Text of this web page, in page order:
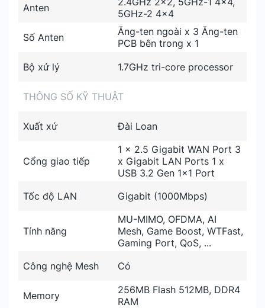
Anten
5GHz-2 4×4
Số Anten
Ăng-ten ngoài x 3 Ăng-ten
PCB bên trong x 1
Bộ xử lý
1.7GHz tri-core processor
THÔNG SỐ KỸ THUẬT
Xuất xứ Đài Loan
Cổng giao tiếp
1 x 2.5 Gigabit WAN Port 3
x Gigabit LAN Ports 1 x
USB 3.2 Gen 1x1 Port
Tốc độ LAN
Gigabit (1000Mbps)
Tính năng
MU-MIMO, OFDMA, AI
Mesh, Game Boost, WTFast,
Gaming Port, QoS, ...
Công nghệ Mesh
Có
Memory
256MB Flash 512MB, DDR4
RAM